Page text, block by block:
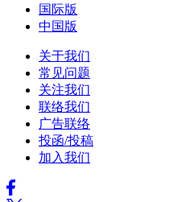
国际版
中国版
关于我们
常见问题
关注我们
联络我们
广告联络
投函/投稿
加入我们